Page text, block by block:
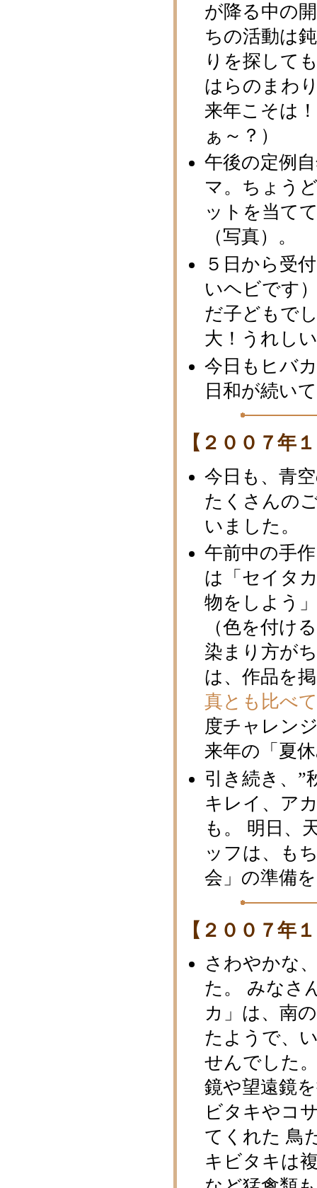
が降る中の
ちの活動は
りを探して
はらのまわ
来年こそは
ぁ～？）
午後の定例
マ。ちょう
ットを当て
（写真）。
５日から受
いヘビです
だ子どもで
大！うれし
今日もヒバ
日和が続い
【２００７年
今日も、青
たくさんの
いました。
午前中の手
は「セイタ
物をしよう
（色を付け
染まり方が
は、作品を
真とも比べ
度チャレン
来年の「夏
引き続き、”
キレイ、ア
も。 明日、
ッフは、も
会」の準備
【２００７年
さわやかな
た。 みなさ
カ」は、南
たようで、
せんでした
鏡や望遠鏡
ビタキやコ
てくれた 鳥
キビタキは